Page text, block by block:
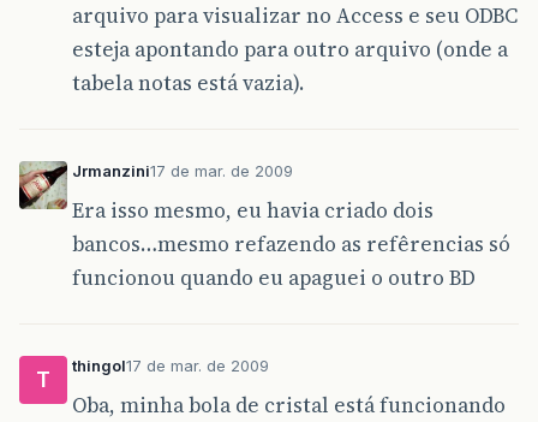
arquivo para visualizar no Access e seu ODBC
esteja apontando para outro arquivo (onde a
tabela notas está vazia).
Jrmanzini17 de mar. de 2009
Era isso mesmo, eu havia criado dois
bancos…mesmo refazendo as refêrencias só
funcionou quando eu apaguei o outro BD
T
thingol17 de mar. de 2009
Oba, minha bola de cristal está funcionando